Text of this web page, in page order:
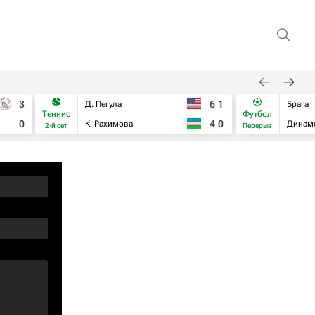
3
0
Теннис
2-й сет
Д. Пегула
К. Рахимова
6 1
4 0
Футбол
Перерыв
Брага